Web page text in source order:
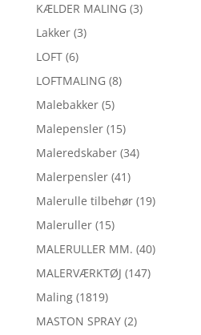
KÆLDER MALING (3)
Lakker (3)
LOFT (6)
LOFTMALING (8)
Malebakker (5)
Malepensler (15)
Maleredskaber (34)
Malerpensler (41)
Malerulle tilbehør (19)
Maleruller (15)
MALERULLER MM. (40)
MALERVÆRKTØJ (147)
Maling (1819)
MASTON SPRAY (2)